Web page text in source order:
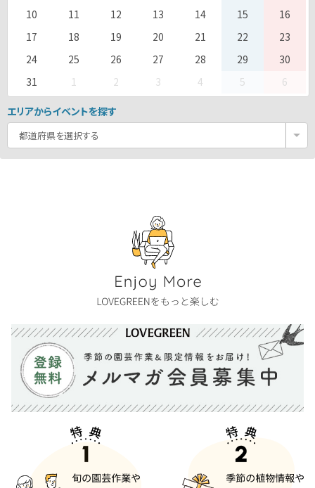
10
11 12 13 14 15
16
17
18 19 20 21 22
23
24
25 26 27 28 29
30
31
1 2 3 4 5 6
エリアからイベントを探す